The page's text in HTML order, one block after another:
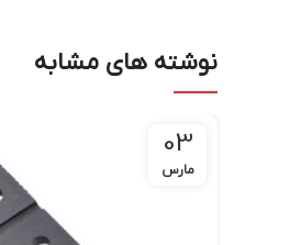
نوشته های مشابه
03
مارس